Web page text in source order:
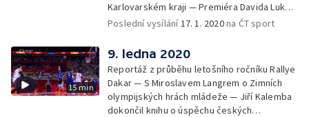
Karlovarském kraji — Premiéra Davida Lukšů
na pozici atletického rozhodčí — Upoutávka
Poslední vysílání17. 1. 2020na ČT sport
15 min
9. ledna 2020
Reportáž z průběhu letošního ročníku Rallye
Dakar — S Miroslavem Langrem o Zimních
olympijských hrách mládeže — Jiří Kalemba
dokončil knihu o úspěchu českých